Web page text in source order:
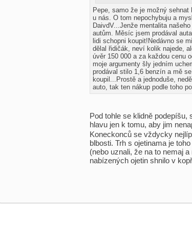
Pepe, samo že je možný
u nás. O tom nepochybuju a
DaivdV...Jenže mentalita
autům. Měsíc jsem prodával
lidi schopni koupit!Nedávno se
dělal řidičák, neví kolik najede,
úvěr 150 000 a za každou cenu
moje argumenty šly jedním
prodával stilo 1,6 benzín a mě
koupil...Prostě a jednoduše,
auto, tak ten nákup podle toho
Pod tohle se klidně
hlavu jen k tomu, aby jim
Koneckonců se vždycky
blbosti. Trh s ojetinama je
(nebo uznali, že na to nemaj
nabízených ojetin shnilo v